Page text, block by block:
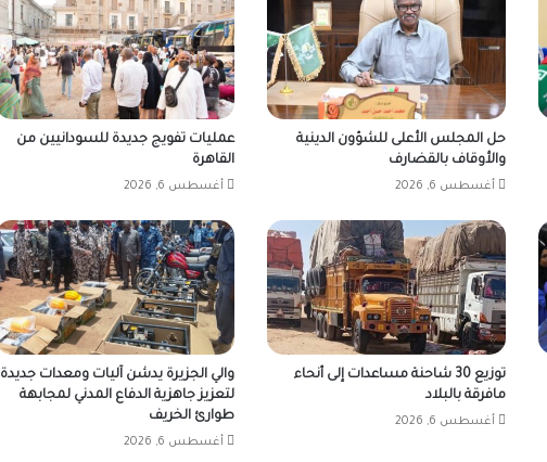
حل المجلس الأعلى للشؤون الدينية
والأوقاف بالقضارف
أغسطس 6, 2026
عمليات تفويج جديدة للسودانيين من
القاهرة
أغسطس 6, 2026
توزيع 30 شاحنة مساعدات إلى أنحاء
مافرقة بالبلاد
أغسطس 6, 2026
والي الجزيرة يدشن آليات ومعدات جديدة
لتعزيز جاهزية الدفاع المدني لمجابهة
طوارئ الخريف
أغسطس 6, 2026